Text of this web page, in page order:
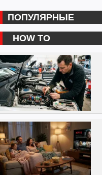
ПОПУЛЯРНЫЕ
HOW TO